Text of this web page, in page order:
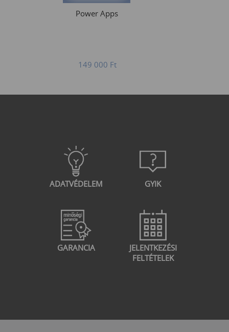
Power Apps
149 000 Ft
ADATVÉDELEM GYIK
GARANCIA
JELENTKEZÉSI
FELTÉTELEK